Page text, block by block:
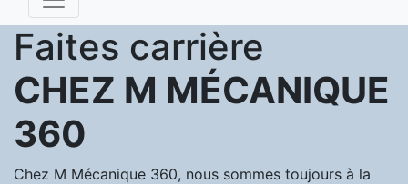
Faites carrière
CHEZ M MÉCANIQUE
360
Chez M Mécanique 360, nous sommes toujours à la